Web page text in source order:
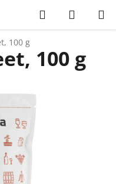
Hľadať
KOŠÍK
100 g
100 g